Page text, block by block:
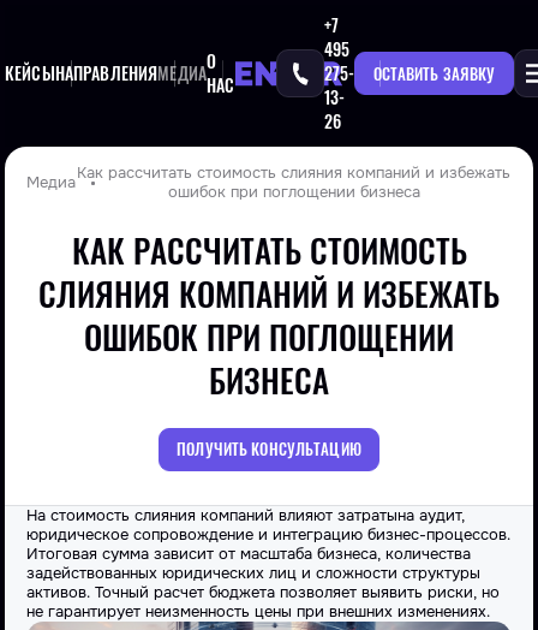
КЕЙСЫНАПРАВЛЕНИЯМЕДИАО
НАС
+7
495
275-
13-
26
ОСТАВИТЬ ЗАЯВКУ
МедиаКак рассчитать стоимость слияния компаний и избежать
ошибок при поглощении бизнеса
КАК РАССЧИТАТЬ СТОИМОСТЬ
СЛИЯНИЯ КОМПАНИЙ И ИЗБЕЖАТЬ
ОШИБОК ПРИ ПОГЛОЩЕНИИ
БИЗНЕСА
ПОЛУЧИТЬ КОНСУЛЬТАЦИЮ
На стоимость слияния компаний влияют затратына аудит,
юридическое сопровождение и интеграцию бизнес-процессов.
Итоговая сумма зависит от масштаба бизнеса, количества
задействованных юридических лиц и сложности структуры
активов. Точный расчет бюджета позволяет выявить риски, но
не гарантирует неизменность цены при внешних изменениях.